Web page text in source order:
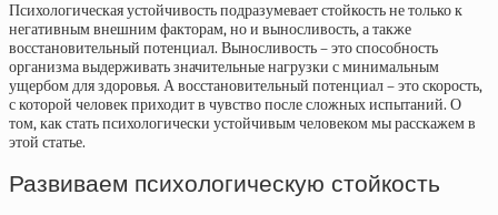
Психологическая устойчивость подразумевает стойкость не только к
негативным внешним факторам, но и выносливость, а также
восстановительный потенциал. Выносливость – это способность
организма выдерживать значительные нагрузки с минимальным
ущербом для здоровья. А восстановительный потенциал – это скорость,
с которой человек приходит в чувство после сложных испытаний. О
том, как стать психологически устойчивым человеком мы расскажем в
этой статье.
Развиваем психологическую стойкость